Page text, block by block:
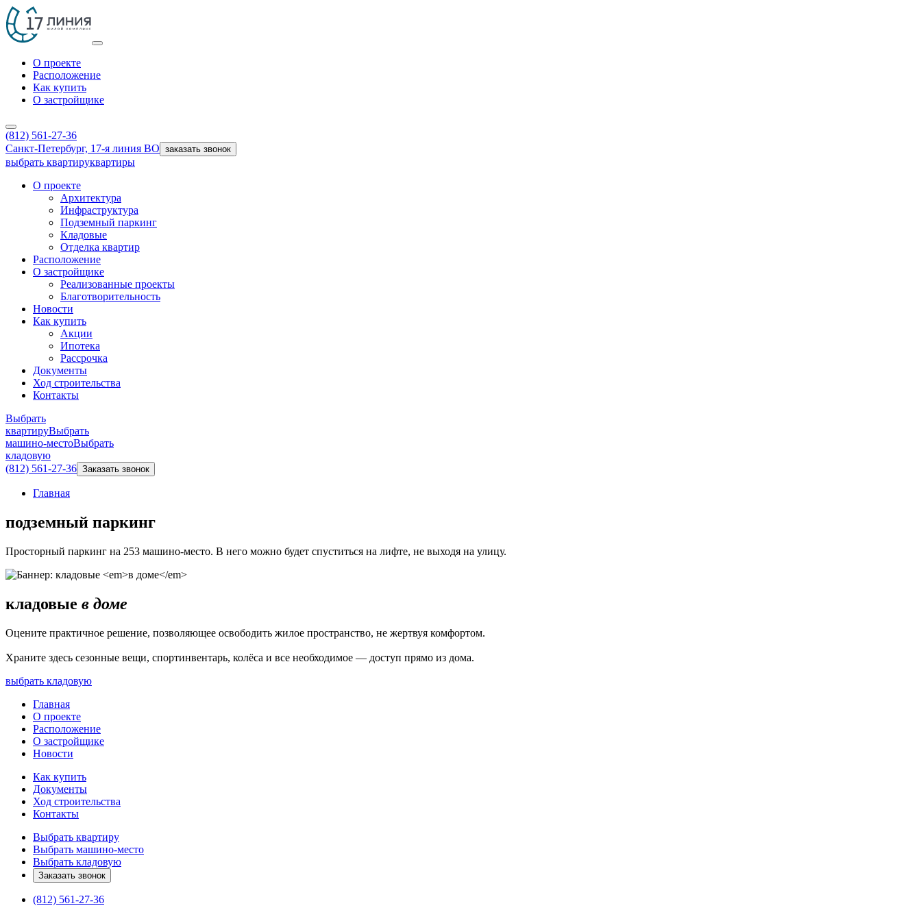
О проекте
Расположение
Как купить
О застройщике
(812) 561-27-36
Санкт-Петербург, 17-я линия ВО заказать звонок
выбрать квартируквартиры
О проекте
Архитектура
Инфраструктура
Подземный паркинг
Кладовые
Отделка квартир
Расположение
О застройщике
Реализованные проекты
Благотворительность
Новости
Как купить
Акции
Ипотека
Рассрочка
Документы
Ход строительства
Контакты
Выбрать
квартируВыбрать
машино-местоВыбрать
кладовую
(812) 561-27-36 Заказать звонок
Главная
подземный паркинг
Просторный паркинг на 253 машино-место. В него можно будет спуститься на лифте, не выходя на улицу.
кладовые в доме
Оцените практичное решение, позволяющее освободить жилое пространство, не жертвуя комфортом.
Храните здесь сезонные вещи, спортинвентарь, колёса и все необходимое — доступ прямо из дома.
выбрать кладовую
Главная
О проекте
Расположение
О застройщике
Новости
Как купить
Документы
Ход строительства
Контакты
Выбрать квартиру
Выбрать машино-место
Выбрать кладовую
Заказать звонок
(812) 561-27-36